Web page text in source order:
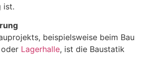
ist.
beispielsweise beim Bau
oder Lagerhalle, ist die Baustatik